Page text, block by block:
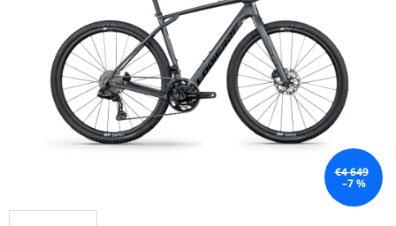
hviezdičiek.
€4 649
–7 %